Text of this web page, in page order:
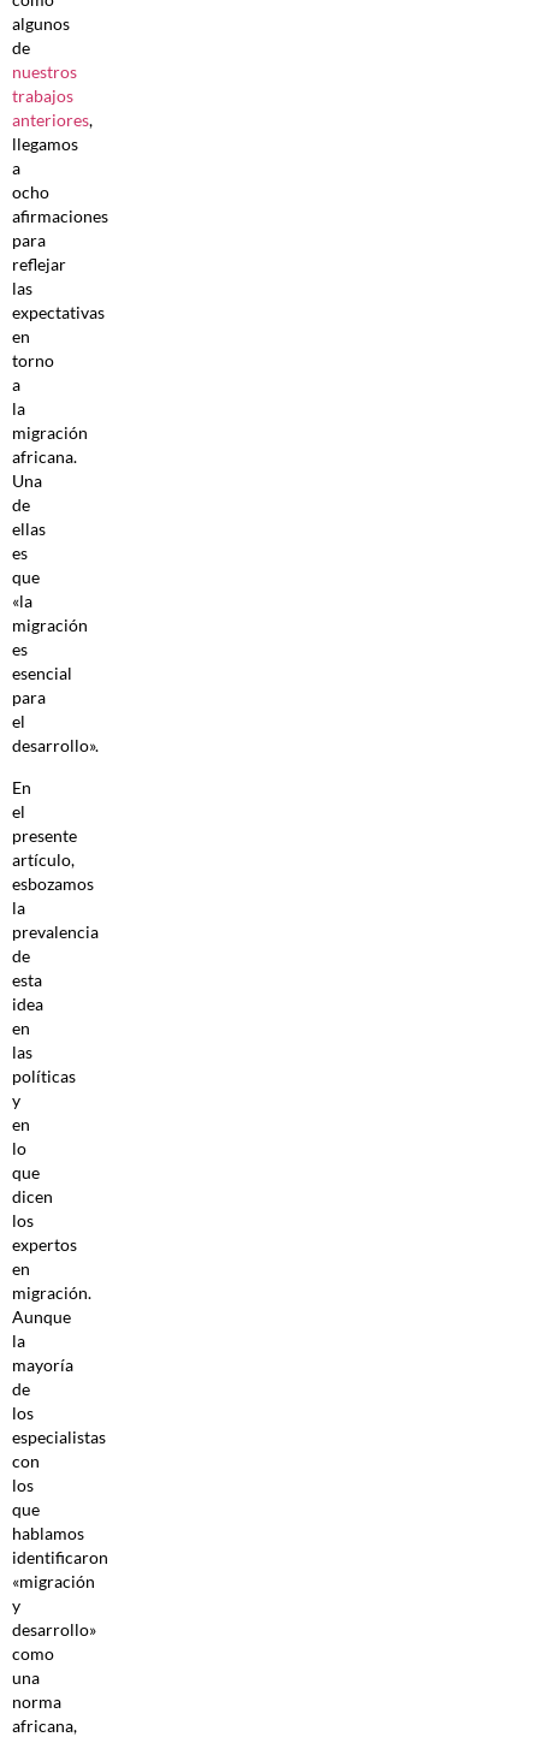
algunos
de
nuestros
trabajos
anteriores,
llegamos
a
ocho
afirmaciones
para
reflejar
las
expectativas
en
torno
a
la
migración
africana.
Una
de
ellas
es
que
«la
migración
es
esencial
para
el
desarrollo».
En
el
presente
artículo,
esbozamos
la
prevalencia
de
esta
idea
en
las
políticas
y
en
lo
que
dicen
los
expertos
en
migración.
Aunque
la
mayoría
de
los
especialistas
con
los
que
hablamos
identificaron
«migración
y
desarrollo»
como
una
norma
africana,